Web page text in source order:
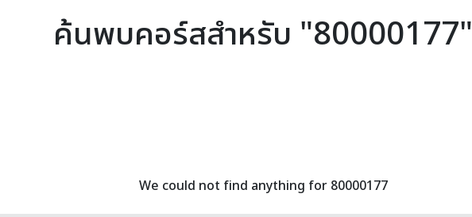
ค้นพบคอร์สสำหรับ "80000177"
We could not find anything for 80000177